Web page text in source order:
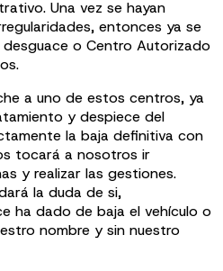
Una vez se hayan
entonces ya se
o Centro Autorizado
a uno de estos centros, ya
y despiece del
la baja definitiva con
tocará a nosotros ir
y realizar las gestiones.
la duda de si,
ha dado de baja el vehículo o
nombre y sin nuestro